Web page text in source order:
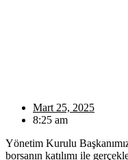
Mart 25, 2025
8:25 am
Yönetim Kurulu
borsanın katılımı ile